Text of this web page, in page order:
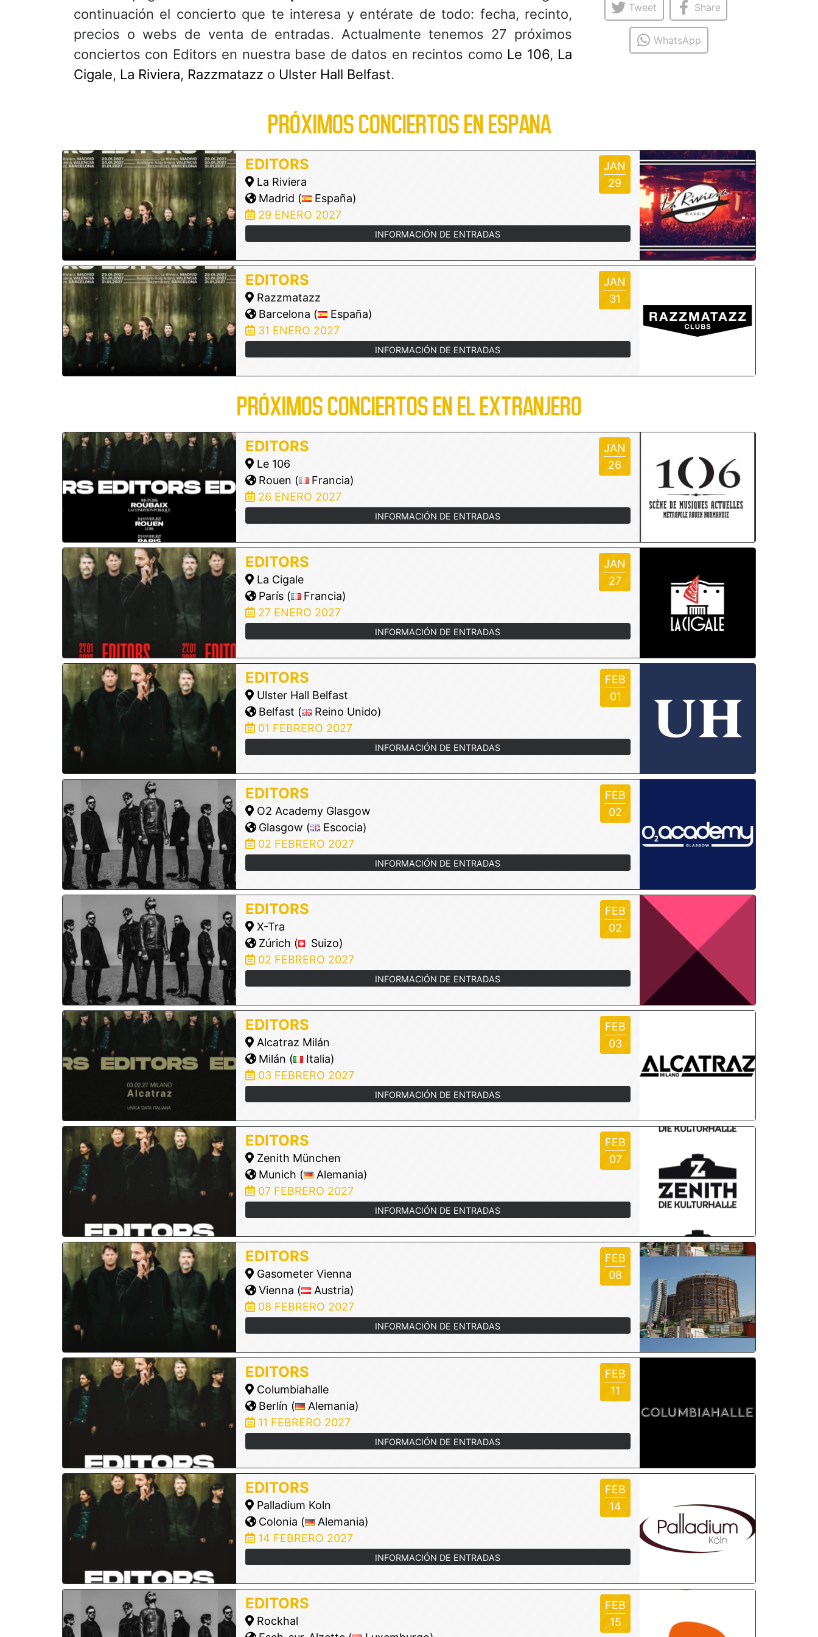
continuación el concierto que te interesa y entérate de todo: fecha, recinto,
precios o webs de venta de entradas. Actualmente tenemos 27 próximos
conciertos con Editors en nuestra base de datos en recintos como Le 106, La
Cigale, La Riviera, Razzmatazz o Ulster Hall Belfast.
Tweet Share
WhatsApp
PRÓXIMOS CONCIERTOS EN ESPANA
JAN
29
EDITORS
La Riviera
Madrid (
España)
29 ENERO 2027
INFORMACIÓN DE ENTRADAS
JAN
31
EDITORS
Razzmatazz
Barcelona (
España)
31 ENERO 2027
INFORMACIÓN DE ENTRADAS
PRÓXIMOS CONCIERTOS EN EL EXTRANJERO
JAN
26
EDITORS
Le 106
Rouen (
Francia)
26 ENERO 2027
INFORMACIÓN DE ENTRADAS
JAN
27
EDITORS
La Cigale
París (
Francia)
27 ENERO 2027
INFORMACIÓN DE ENTRADAS
FEB
01
EDITORS
Ulster Hall Belfast
Belfast (
Reino Unido)
01 FEBRERO 2027
INFORMACIÓN DE ENTRADAS
FEB
02
EDITORS
O2 Academy Glasgow
Glasgow (
Escocia)
02 FEBRERO 2027
INFORMACIÓN DE ENTRADAS
FEB
02
EDITORS
X-Tra
Zúrich (
Suizo)
02 FEBRERO 2027
INFORMACIÓN DE ENTRADAS
FEB
03
EDITORS
Alcatraz Milán
Milán (
Italia)
03 FEBRERO 2027
INFORMACIÓN DE ENTRADAS
FEB
07
EDITORS
Zenith München
Munich (
Alemania)
07 FEBRERO 2027
INFORMACIÓN DE ENTRADAS
FEB
08
EDITORS
Gasometer Vienna
Vienna (
Austria)
08 FEBRERO 2027
INFORMACIÓN DE ENTRADAS
FEB
11
EDITORS
Columbiahalle
Berlín (
Alemania)
11 FEBRERO 2027
INFORMACIÓN DE ENTRADAS
FEB
14
EDITORS
Palladium Koln
Colonia (
Alemania)
14 FEBRERO 2027
INFORMACIÓN DE ENTRADAS
FEB
15
EDITORS
Rockhal